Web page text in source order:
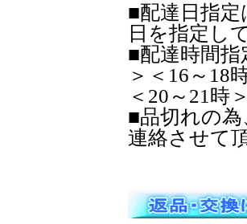
■配達日指
日を指定し
■配達時間指
＞＜16～18
＜20～21時
■品切れの
連絡させて